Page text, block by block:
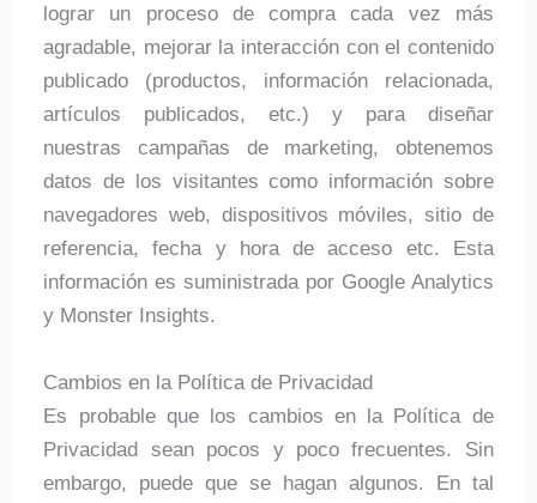
lograr un proceso de compra cada vez más
agradable, mejorar la interacción con el contenido
publicado (productos, información relacionada,
artículos publicados, etc.) y para diseñar
nuestras campañas de marketing, obtenemos
datos de los visitantes como información sobre
navegadores web, dispositivos móviles, sitio de
referencia, fecha y hora de acceso etc. Esta
información es suministrada por Google Analytics
y Monster Insights.
Cambios en la Política de Privacidad
Es probable que los cambios en la Política de
Privacidad sean pocos y poco frecuentes. Sin
embargo, puede que se hagan algunos. En tal